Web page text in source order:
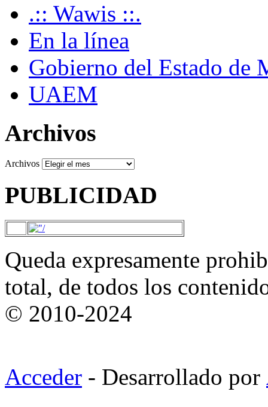
.:: Wawis ::.
En la línea
Gobierno del Estado de
UAEM
Archivos
Archivos
PUBLICIDAD
Queda expresamente
total, de todos los
© 2010-2024
Acceder - Desarrollado por